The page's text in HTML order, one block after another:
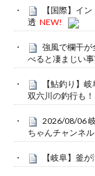
【国際】イ
透 NEW!
強風で欄干が
べると凄まじい
【鮎釣り】
双六川の釣行も！
2026/08/06
ちゃんチャンネル
【岐阜】釜